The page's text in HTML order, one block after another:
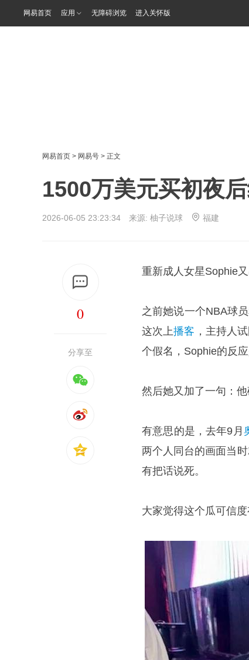
网易首页 应用 无障碍浏览 进入关怀版
网易首页 > 网易号 > 正文
1500万美元买初夜
2026-06-05 23:23:34 来源: 柚子说球 福建
0
分享至
重新成人女星Sophie又
之前她说一个NBA球
这次上播客 ，主持人
个假名，Sophie的反
然后她又加了一句：他
有意思的是，去年9月
两个人同台的画面当
有把话说死。
大家觉得这个瓜可信度